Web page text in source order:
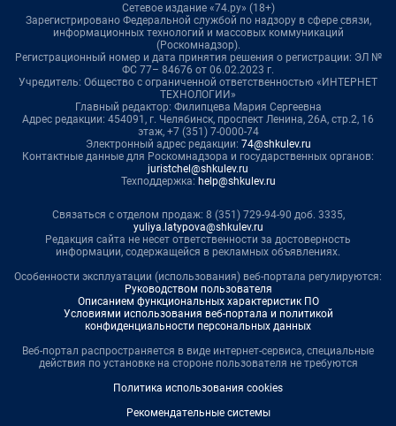
Сетевое издание «74.ру» (18+)
Зарегистрировано Федеральной службой по надзору в сфере связи,
информационных технологий и массовых коммуникаций
(Роскомнадзор).
Регистрационный номер и дата принятия решения о регистрации: ЭЛ №
ФС 77– 84676 от 06.02.2023 г.
Учредитель: Общество с ограниченной ответственностью «ИНТЕРНЕТ
ТЕХНОЛОГИИ»
Главный редактор: Филипцева Мария Сергеевна
Адрес редакции: 454091, г. Челябинск, проспект Ленина, 26А, стр.2, 16
этаж, +7 (351) 7-0000-74
Электронный адрес редакции: 74@shkulev.ru
Контактные данные для Роскомнадзора и государственных органов:
juristchel@shkulev.ru
Техподдержка: help@shkulev.ru
Связаться с отделом продаж: 8 (351) 729-94-90 доб. 3335,
yuliya.latypova@shkulev.ru
Редакция сайта не несет ответственности за достоверность
информации, содержащейся в рекламных объявлениях.
Особенности эксплуатации (использования) веб-портала регулируются:
Руководством пользователя
Описанием функциональных характеристик ПО
Условиями использования веб-портала и политикой
конфиденциальности персональных данных
Веб-портал распространяется в виде интернет-сервиса, специальные
действия по установке на стороне пользователя не требуются
Политика использования cookies
Рекомендательные системы